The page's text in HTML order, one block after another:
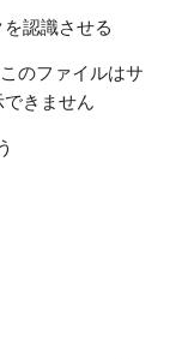
認識させる
のファイルはサ
きません